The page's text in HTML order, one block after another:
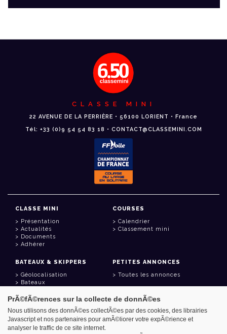
CLASSE MINI
22 AVENUE DE LA PERRIÈRE • 56100 LORIENT • France
Tél: +33 (0)9 54 54 83 18 • CONTACT@CLASSEMINI.COM
CLASSE MINI
Présentation
Actualités
Documents
Adhérer
COURSES
Calendrier
Classement mini
BATEAUX & SKIPPERS
Géolocalisation
Bateaux
PETITES ANNONCES
Toutes les annonces
LIENS UTILES
Espace adhérent
Contact
PrÃ©fÃ©rences sur la collecte de donnÃ©es
Nous utilisons des donnÃ©es collectÃ©es par des cookies, des librairies
Javascript et nos partenaires pour amÃ©liorer votre expÃ©rience et
analyser le traffic de ce site internet.